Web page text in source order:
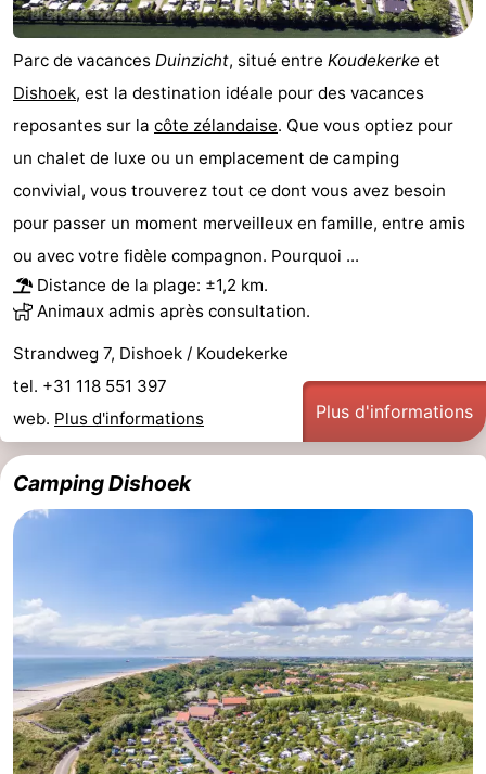
Vlissingen
Zeeland
Vebenabos
-
Westduin
Hôtels
minutes
Plages
et
faire
Lieux
d'intérêt
-
Musées
-
Points
Attractions
de
jeux
Aires
de
jeux
intérieures
-
Bowling
Centres
de
bien-
Villages
&
Nature
Parc de vacances Duinzicht, situé entre Koudekerke et
Dishoek, est la destination idéale pour des vacances
reposantes sur la côte zélandaise. Que vous optiez pour
un chalet de luxe ou un emplacement de camping
convivial, vous trouverez tout ce dont vous avez besoin
pour passer un moment merveilleux en famille, entre amis
ou avec votre fidèle compagnon. Pourquoi ...
Distance de la plage: ±1,2 km.
Animaux admis après consultation.
Strandweg 7, Dishoek / Koudekerke
tel. +31 118 551 397
web. Plus d'informations Plus d'informations
Camping Dishoek